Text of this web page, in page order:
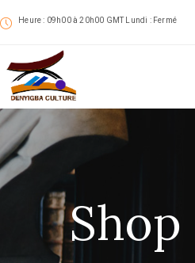
Heure : 09h00 à 20h00 GMT Lundi : Fermé
Shop